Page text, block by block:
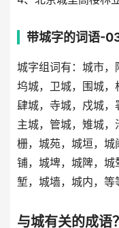
带城字的词语-
城字组词有：城市，
坞城，卫城，围城，
肆城，寺城，戍城，
主城，管城，雉城
栅，城苑，城垣，
铺，城埤，城陴，
堑，城墙，城内，等
与城有关的成语？